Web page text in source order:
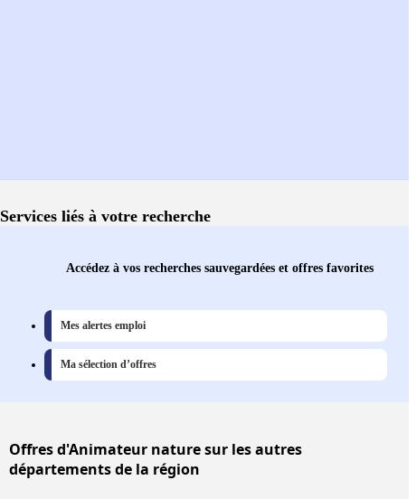
Services liés à votre recherche
Accédez à vos recherches sauvegardées et offres favorites
Mes alertes emploi
Ma sélection d’offres
Offresd'Animateur nature sur les autres
départements de la région